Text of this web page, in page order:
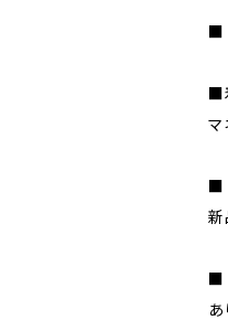
■
■
マ
■
新
■
あ